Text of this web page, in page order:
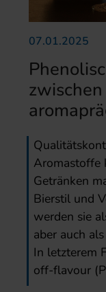
07.01.2025
Aromastoffe
Getränken
Bierstil und
werden sie
aber auch
In letzterem
off-flavour